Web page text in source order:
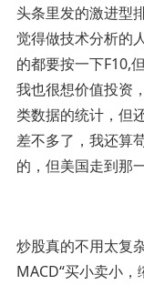
头条里发的激进型
觉得做技术分析的
的都要按一下F10,
我也很想价值投资
类数据的统计，但
差不多了，我还算
的，但美国走到那
炒股真的不用太复
MACD“买小卖小，